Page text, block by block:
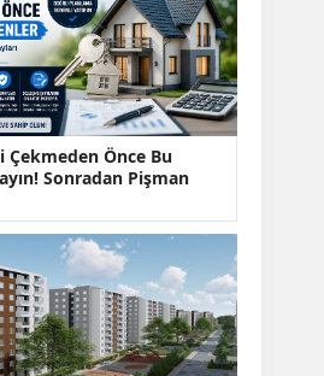
ABD-İran Anlaşması
Sonrası Altın Rekora
Koştu, Petrol
Fiyatları Sert Düştü
Temmuz 2026 Maaş
Zammı Netleşiyor!
Sosyal Yardımlarda
Yeni Oranlar
KOSGEB’den
KOBİ’lere Dev
Finansman Hamlesi:
36 Ay Vadeli 30
Milyon TL Destek
Çekmeden Önce Bu
Sonradan Pişman